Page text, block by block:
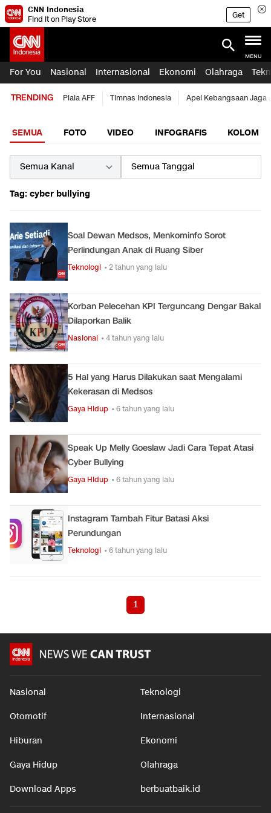
CNN Indonesia
Find it on Play Store
Get
MENU
For You Nasional Internasional Ekonomi Olahraga
TRENDING Piala AFF Timnas Indonesia Apel Kebangsaan Jaga
SEMUA FOTO VIDEO INFOGRAFIS KOLOM
Tag: cyber bullying
Soal Dewan Medsos, Menkominfo Sorot
Perlindungan Anak di Ruang Siber
Teknologi • 2 tahun yang lalu
Korban Pelecehan KPI Terguncang Dengar Bakal
Dilaporkan Balik
Nasional • 4 tahun yang lalu
5 Hal yang Harus Dilakukan saat Mengalami
Kekerasan di Medsos
Gaya Hidup • 6 tahun yang lalu
Speak Up Melly Goeslaw Jadi Cara Tepat Atasi
Cyber Bullying
Gaya Hidup • 6 tahun yang lalu
Instagram Tambah Fitur Batasi Aksi
Perundungan
Teknologi • 6 tahun yang lalu
1
Nasional Teknologi
Otomotif Internasional
Hiburan Ekonomi
Gaya Hidup Olahraga
Download Apps berbuatbaik.id